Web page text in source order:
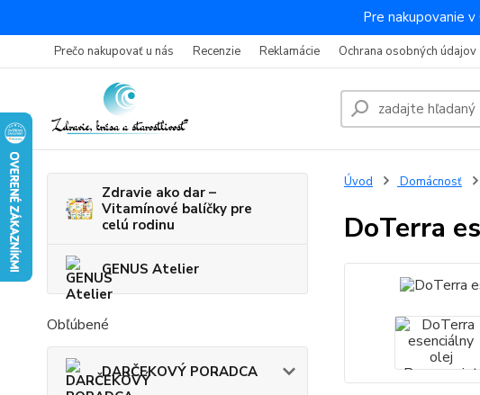
Pre nakupovanie
Prečo nakupovať u nás Recenzie Reklamácie Ochrana osobných údajov
Zdravie ako dar –
Vitamínové balíčky pre
celú rodinu
GENUS Atelier
Obľúbené
DARČEKOVÝ PORADCA
Úvod Domácnosť
DoTerra